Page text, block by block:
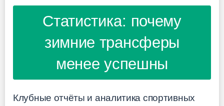
Статистика: почему
зимние трансферы
менее успешны
Клубные отчёты и аналитика спортивных